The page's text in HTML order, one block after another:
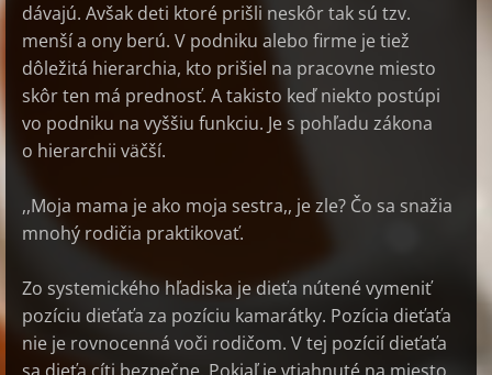
dávajú. Avšak deti ktoré prišli neskôr tak sú tzv.
menší a ony berú. V podniku alebo firme je tiež
dôležitá hierarchia, kto prišiel na pracovne miesto
skôr ten má prednosť. A takisto keď niekto postúpi
vo podniku na vyššiu funkciu. Je s pohľadu zákona
o hierarchii väčší.
,,Moja mama je ako moja sestra,, je zle? Čo sa snažia
mnohý rodičia praktikovať.
Zo systemického hľadiska je dieťa nútené vymeniť
pozíciu dieťaťa za pozíciu kamarátky. Pozícia dieťaťa
nie je rovnocenná voči rodičom. V tej pozícií dieťaťa